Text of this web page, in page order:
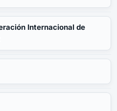
Internacional de